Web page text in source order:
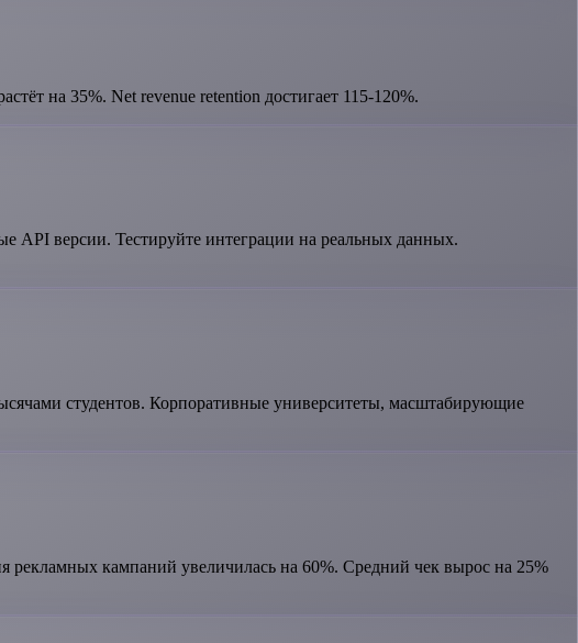
на 35%. Net revenue retention достигает 115-120%.
API версии. Тестируйте интеграции на реальных данных.
студентов. Корпоративные университеты, масштабирующие
рекламных кампаний увеличилась на 60%. Средний чек вырос на 25%